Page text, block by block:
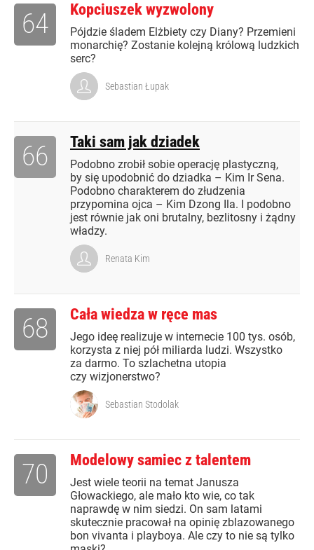
Kopciuszek wyzwolony
Pójdzie śladem Elżbiety czy Diany? Przemieni
monarchię? Zostanie kolejną królową ludzkich
serc?
64
Sebastian Łupak
Taki sam jak dziadek
Podobno zrobił sobie operację plastyczną,
by się upodobnić do dziadka – Kim Ir Sena.
Podobno charakterem do złudzenia
przypomina ojca – Kim Dzong Ila. I podobno
jest równie jak oni brutalny, bezlitosny i żądny
władzy.
66
Renata Kim
Cała wiedza w ręce mas
Jego ideę realizuje w internecie 100 tys. osób,
korzysta z niej pół miliarda ludzi. Wszystko
za darmo. To szlachetna utopia
czy wizjonerstwo?
68
Sebastian Stodolak
Modelowy samiec z talentem
Jest wiele teorii na temat Janusza
Głowackiego, ale mało kto wie, co tak
naprawdę w nim siedzi. On sam latami
skutecznie pracował na opinię zblazowanego
bon vivanta i playboya. Ale czy to nie są tylko
70